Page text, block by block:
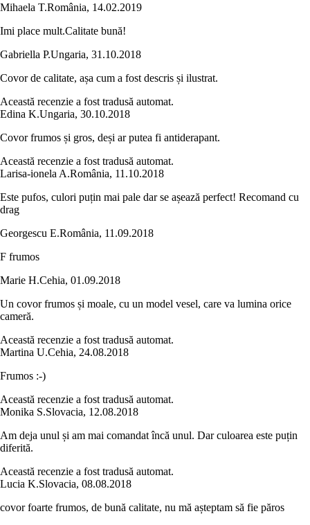
Mihaela T.România, 14.02.2019
Imi place mult.Calitate bună!
Gabriella P.Ungaria, 31.10.2018
Covor de calitate, așa cum a fost descris și ilustrat.
Această recenzie a fost tradusă automat.
Edina K.Ungaria, 30.10.2018
Covor frumos și gros, deși ar putea fi antiderapant.
Această recenzie a fost tradusă automat.
Larisa-ionela A.România, 11.10.2018
Este pufos, culori puțin mai pale dar se așează perfect! Recomand cu
drag
Georgescu E.România, 11.09.2018
F frumos
Marie H.Cehia, 01.09.2018
Un covor frumos și moale, cu un model vesel, care va lumina orice
cameră.
Această recenzie a fost tradusă automat.
Martina U.Cehia, 24.08.2018
Frumos :-)
Această recenzie a fost tradusă automat.
Monika S.Slovacia, 12.08.2018
Am deja unul și am mai comandat încă unul. Dar culoarea este puțin
diferită.
Această recenzie a fost tradusă automat.
Lucia K.Slovacia, 08.08.2018
covor foarte frumos, de bună calitate, nu mă așteptam să fie păros